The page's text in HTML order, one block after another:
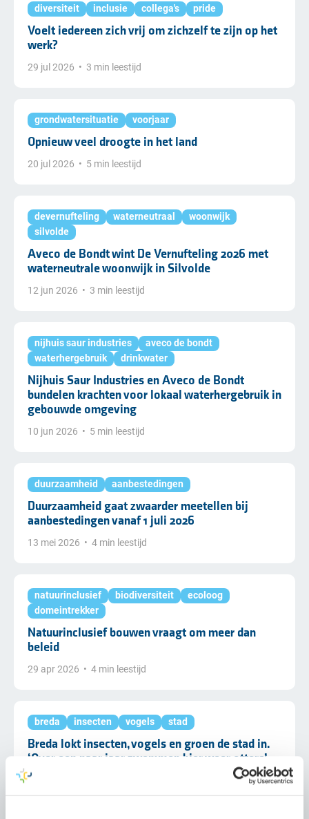
diversiteit inclusie collega's pride
Voelt iedereen zich vrij om zichzelf te zijn op het
werk?
29 jul 2026 • 3 min leestijd
grondwatersituatie voorjaar
Opnieuw veel droogte in het land
20 jul 2026 • 5 min leestijd
devernufteling waterneutraal
woonwijk
silvolde
Aveco de Bondt wint De Vernufteling 2026 met
waterneutrale woonwijk in Silvolde
12 jun 2026 • 3 min leestijd
nijhuis saur industries
aveco de bondt
waterhergebruik
drinkwater
Nijhuis Saur Industries en Aveco de Bondt
bundelen krachten voor lokaal waterhergebruik in
gebouwde omgeving
10 jun 2026 • 5 min leestijd
duurzaamheid aanbestedingen
Duurzaamheid gaat zwaarder meetellen bij
aanbestedingen vanaf 1 juli 2026
13 mei 2026 • 4 min leestijd
natuurinclusief biodiversiteit
ecoloog
domeintrekker
Natuurinclusief bouwen vraagt om meer dan
beleid
29 apr 2026 • 4 min leestijd
breda insecten vogels stad
Breda lokt insecten, vogels en groen de stad in.
‘Over een paar jaar zwemmen hier weer otters’
22 apr 2026